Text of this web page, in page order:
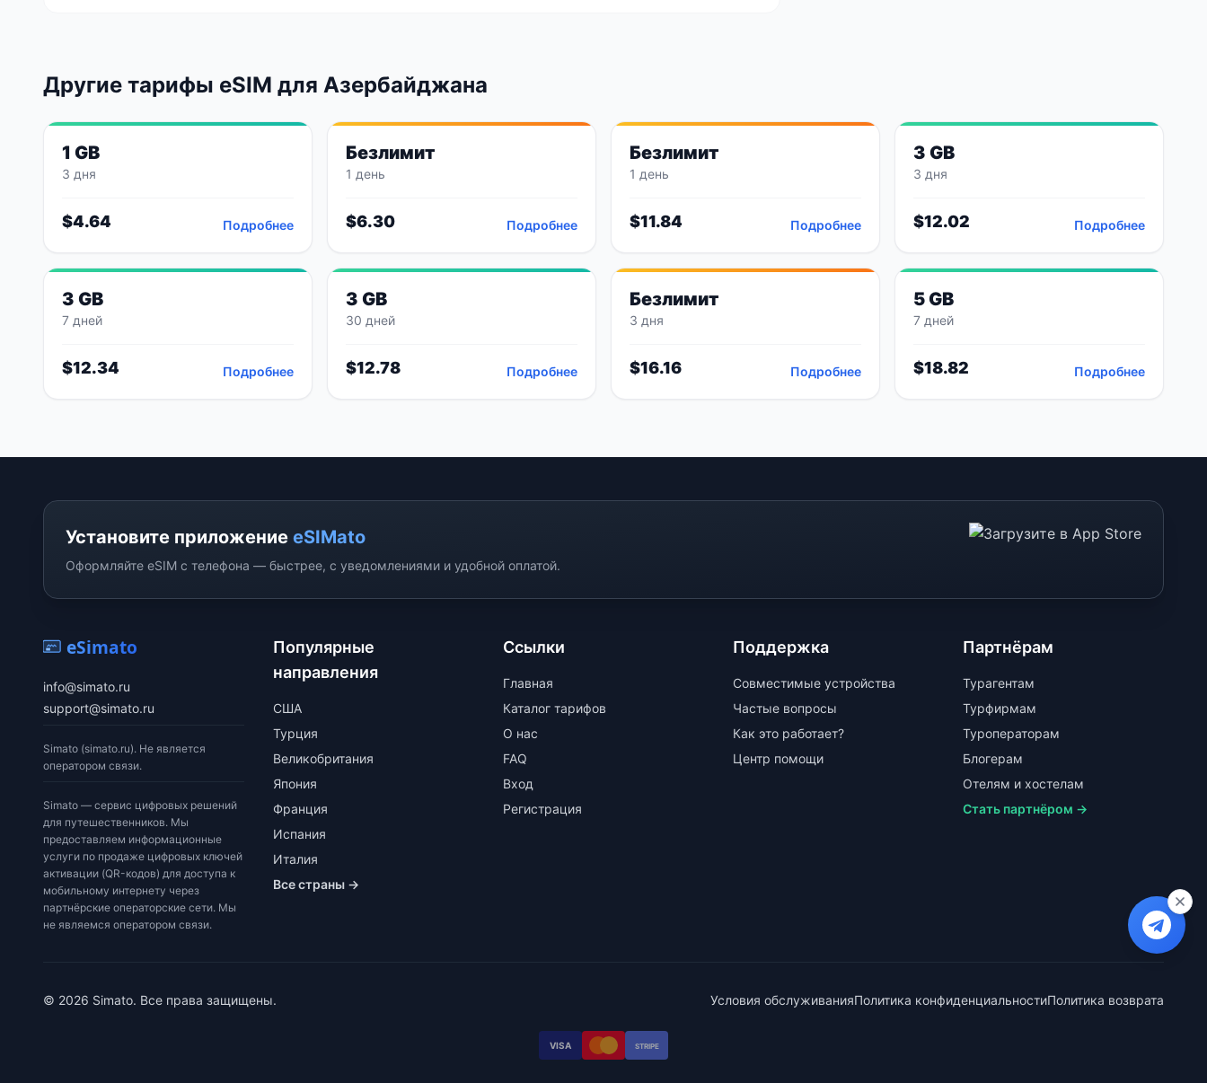
Другие тарифы eSIM для Азербайджана
1 GB
3 дня
$4.64 Подробнее
Безлимит
1 день
$6.30 Подробнее
Безлимит
1 день
$11.84 Подробнее
3 GB
3 дня
$12.02 Подробнее
3 GB
7 дней
$12.34 Подробнее
3 GB
30 дней
$12.78 Подробнее
Безлимит
3 дня
$16.16 Подробнее
5 GB
7 дней
$18.82 Подробнее
Установите приложение eSIMato
Оформляйте eSIM с телефона — быстрее, с уведомлениями и удобной оплатой.
eSimato
info@simato.ru
support@simato.ru
Simato (simato.ru). Не является
оператором связи.
Simato — сервис цифровых решений
для путешественников. Мы
предоставляем информационные
услуги по продаже цифровых ключей
активации (QR-кодов) для доступа к
мобильному интернету через
партнёрские операторские сети. Мы
не являемся оператором связи.
Популярные
направления
США
Турция
Великобритания
Япония
Франция
Испания
Италия
Все страны →
Ссылки
Главная
Каталог тарифов
О нас
FAQ
Вход
Регистрация
Поддержка
Совместимые устройства
Частые вопросы
Как это работает?
Центр помощи
Партнёрам
Турагентам
Турфирмам
Туроператорам
Блогерам
Отелям и хостелам
Стать партнёром →
© 2026 Simato. Все права защищены. Условия обслуживанияПолитика конфиденциальностиПолитика возврата
VISA STRIPE